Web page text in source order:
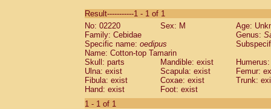
CebidaeSaguinus labiatus(0)
Cebidae Saguinus leucopus (0)
Cebidae
CebidaeSaguinus mystax
Cebidae Saguinus nigricollis (0)
Cebidae Saguinus oedipus
Cebidae Saguinus weddelli
Cebidae Saguinusspp.
Cebidae
Result-----------1 - 1 of 1
No: 02220
Sex: M
Age:
Family: Cebidae
Genus:
Specific name: oedipus
Name: Cotton-top Tamarin
Skull: parts
Mandible: exist
Ulna: exist
Scapula: exist
Femur:
Fibula: exist
Coxae: exist
Trunk:
Hand: exist
Foot: exist
1 - 1 of 1